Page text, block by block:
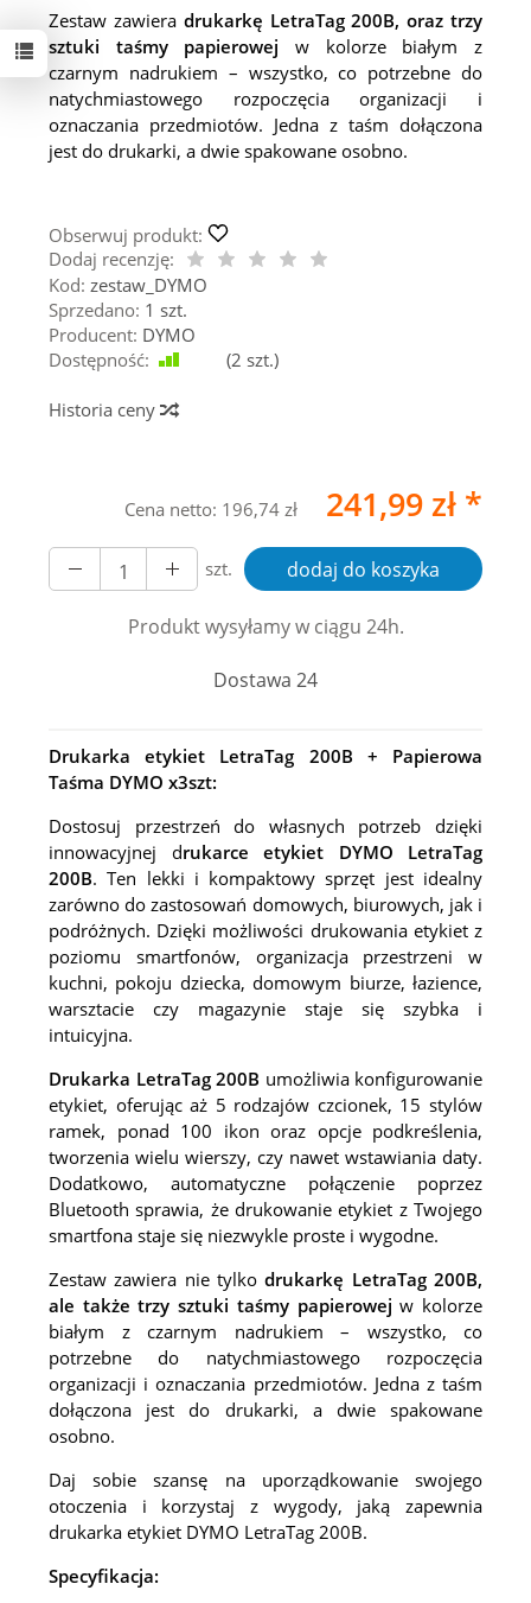
Zestaw zawiera drukarkę LetraTag 200B, oraz trzy
sztuki taśmy papierowej w kolorze białym z
czarnym nadrukiem – wszystko, co potrzebne do
natychmiastowego rozpoczęcia organizacji i
oznaczania przedmiotów. Jedna z taśm dołączona
jest do drukarki, a dwie spakowane osobno.
Obserwuj produkt:
Dodaj recenzję:
Kod: zestaw_DYMO
Sprzedano: 1 szt.
Producent: DYMO
Dostępność:
(2 szt.)
Historia ceny
Cena netto: 196,74 zł 241,99 zł *
szt. dodaj do koszyka
Produkt wysyłamy w ciągu 24h.
Dostawa 24
Drukarka etykiet LetraTag 200B + Papierowa
Taśma DYMO x3szt:
Dostosuj przestrzeń do własnych potrzeb dzięki
innowacyjnej drukarce etykiet DYMO LetraTag
200B. Ten lekki i kompaktowy sprzęt jest idealny
zarówno do zastosowań domowych, biurowych, jak i
podróżnych. Dzięki możliwości drukowania etykiet z
poziomu smartfonów, organizacja przestrzeni w
kuchni, pokoju dziecka, domowym biurze, łazience,
warsztacie czy magazynie staje się szybka i
intuicyjna.
Drukarka LetraTag 200B umożliwia konfigurowanie
etykiet, oferując aż 5 rodzajów czcionek, 15 stylów
ramek, ponad 100 ikon oraz opcje podkreślenia,
tworzenia wielu wierszy, czy nawet wstawiania daty.
Dodatkowo, automatyczne połączenie poprzez
Bluetooth sprawia, że drukowanie etykiet z Twojego
smartfona staje się niezwykle proste i wygodne.
Zestaw zawiera nie tylkodrukarkę LetraTag 200B,
ale także trzy sztuki taśmy papierowej w kolorze
białym z czarnym nadrukiem – wszystko, co
potrzebne do natychmiastowego rozpoczęcia
organizacji i oznaczania przedmiotów. Jedna z taśm
dołączona jest do drukarki, a dwie spakowane
osobno.
Daj sobie szansę na uporządkowanie swojego
otoczenia i korzystaj z wygody, jaką zapewnia
drukarka etykiet DYMO LetraTag 200B.
Specyfikacja: